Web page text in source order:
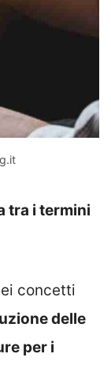
tra i termini
concetti
delle
per i